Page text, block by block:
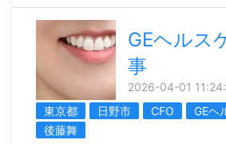
GEヘルス
事
2026-04-01
東京都
日野市 CFO
GEヘ
後藤舞